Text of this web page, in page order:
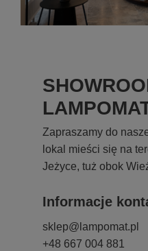
Zapraszamy do
lokal mieści się na
Jeżyce, tuż obok
Informacje
sklep@lampomat.pl
+48 667 004 881